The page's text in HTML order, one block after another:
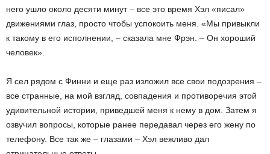
него ушло около десяти минут – все это время Хэл «писал»
движениями глаз, просто чтобы успокоить меня. «Мы привыкли
к такому в его исполнении, – сказала мне Фрэн. – Он хороший
человек».
Я сел рядом с Финни и еще раз изложил все свои подозрения –
все странные, на мой взгляд, совпадения и противоречия этой
удивительной истории, приведшей меня к нему в дом. Затем я
озвучил вопросы, которые ранее передавал через его жену по
телефону. Все так же – глазами – Хэл вежливо дал